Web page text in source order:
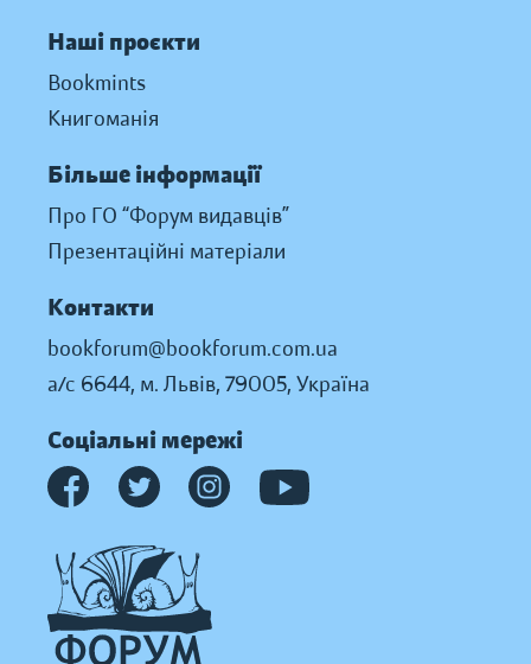
Наші проєкти
Bookmints
Книгоманія
Більше інформації
Про ГО “Форум видавців”
Презентаційні матеріали
Контакти
bookforum@bookforum.com.ua
а/с 6644, м. Львів, 79005, Україна
Соціальні мережі